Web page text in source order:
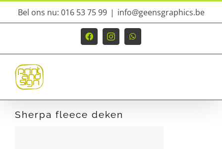
Ga
inhoud
Bel ons nu: 016 53 75 99 | info@geensgraphics.be
FacebookInstagramWhatsApp
Sherpa fleece deken